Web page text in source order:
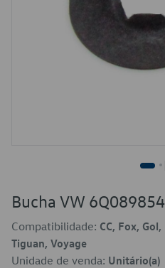
Bucha VW
Compatibilidade: CC, Fox,
Tiguan, Voyage
Unidade de venda: Unitário(a)